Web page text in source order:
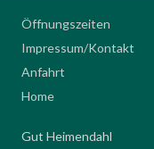
Öffnungszeiten
Impressum/Kontakt
Anfahrt
Home
Gut Heimendahl